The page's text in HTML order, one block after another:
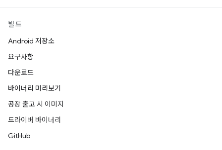
빌드
Android 저장소
요구사항
다운로드
바이너리 미리보기
공장 출고 시 이미지
드라이버 바이너리
GitHub